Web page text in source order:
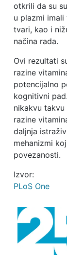
otkrili da su
u plazmi imali
tvari, kao i
načina rada.
Ovi rezultati
razine
potencijalno
kognitivni
nikakvu
razine
daljnja
mehanizmi
povezanosti.
Izvor:
PLoS One